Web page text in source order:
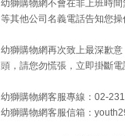
幼獅購物網不會在非上班時
等其他公司名義電話告知您
幼獅購物網再次致上最深歉
頭，請您勿慌張，立即掛斷
幼獅購物網客服專線：02-
幼獅購物網客服信箱：